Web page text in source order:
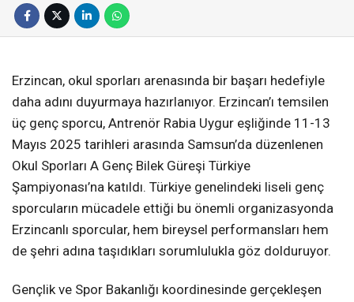
Erzincan, okul sporları arenasında bir başarı hedefiyle
daha adını duyurmaya hazırlanıyor. Erzincan’ı temsilen
üç genç sporcu, Antrenör Rabia Uygur eşliğinde 11-13
Mayıs 2025 tarihleri arasında Samsun’da düzenlenen
Okul Sporları A Genç Bilek Güreşi Türkiye
Şampiyonası’na katıldı. Türkiye genelindeki liseli genç
sporcuların mücadele ettiği bu önemli organizasyonda
Erzincanlı sporcular, hem bireysel performansları hem
de şehri adına taşıdıkları sorumlulukla göz dolduruyor.
Gençlik ve Spor Bakanlığı koordinesinde gerçekleşen